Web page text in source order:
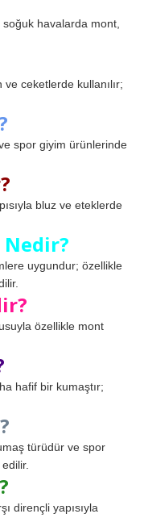
soğuk havalarda mont,
ceketlerde kullanılır;
spor giyim ürünlerinde
bluz ve eteklerde
uygundur; özellikle
özellikle mont
hafif bir kumaştır;
türüdür ve spor
dirençli yapısıyla